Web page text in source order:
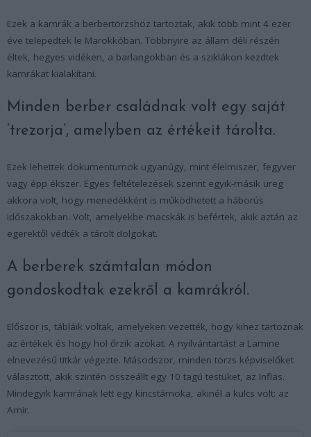
Ezek a kamrák a berbertörzshöz tartoztak, akik több mint 4 ezer
éve telepedtek le Marokkóban. Többnyire az állam déli részén
éltek, hegyes vidéken, a barlangokban és a sziklákon kezdtek
kamrákat kialakítani.
Minden berber családnak volt egy saját
’trezorja’, amelyben az értékeit tárolta.
Ezek lehettek dokumentumok ugyanúgy, mint élelmiszer, fegyver
vagy épp ékszer. Egyes feltételezések szerint egyik-másik üreg
akkora volt, hogy menedékként is működhetett a háborús
időszakokban. Volt, amelyekbe macskák is befértek, akik aztán az
egerektől védték a tárolt dolgokat.
A berberek számtalan módon
gondoskodtak ezekről a kamrákról.
Először is, tábláik voltak, amelyeken vezették, hogy kihez tartoznak
az értékek és hogy hol őrzik azokat. A nyilvántartást a Lamine
elnevezésű titkár végezte. Másodszor, minden törzs képviselőket
választott, akik szintén összeállt egy 10 tagú testüket, az Inflas.
Mindegyik kamrának lett egy kincstárnoka, akinél a kulcs volt: az
Amir.